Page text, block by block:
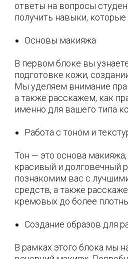
ответы на вопросы
получить навыки,
Основы макияжа
В первом блоке вы
подготовке кожи,
Мы уделяем внимание
а также расскажем, как
именно для вашего типа
Работа с тоном и
Тон — это основа
красивый и долговечный
познакомим вас с
средств, а также
кремовых до более
Создание образов для
В рамках этого блока мы